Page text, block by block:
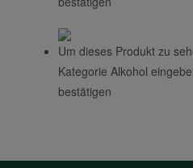
Um dieses Produkt zu
Kategorie Alkohol
bestätigen